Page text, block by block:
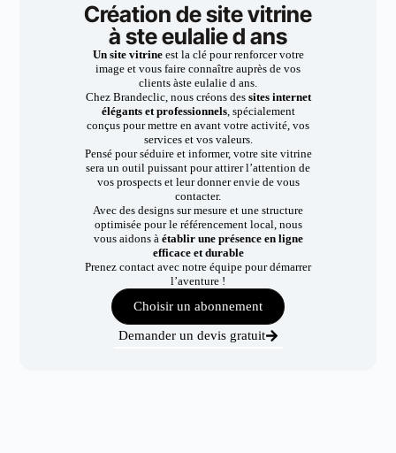
Création de site vitrine
à ste eulalie d ans
Un site vitrineest la clé pour renforcer votre
image et vous faire connaître auprès de vos
clients àste eulalie d ans.
Chez Brandeclic, nous créons dessites internet
élégants et professionnels, spécialement
conçus pour mettre en avant votre activité, vos
services et vos valeurs.
Pensé pour séduire et informer, votre site vitrine
sera un outil puissant pour attirer l’attention de
vos prospects et leur donner envie de vous
contacter.
Avec des designs sur mesure et une structure
optimisée pour le référencement local, nous
vous aidons à établir une présence en ligne
efficace et durable
Prenez contact avec notre équipe pour démarrer
l’aventure !
Choisir un abonnement
Demander un devis gratuit